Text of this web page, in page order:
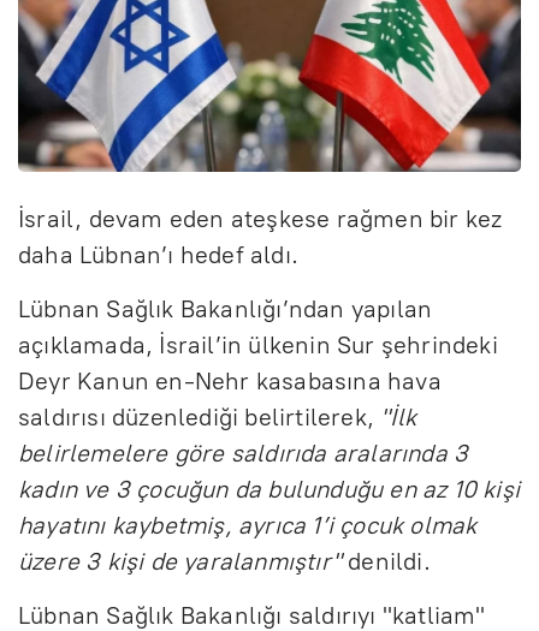
İsrail, devam eden ateşkese rağmen bir kez
daha Lübnan’ı hedef aldı.
Lübnan Sağlık Bakanlığı’ndan yapılan
açıklamada, İsrail’in ülkenin Sur şehrindeki
Deyr Kanun en-Nehr kasabasına hava
saldırısı düzenlediği belirtilerek, "İlk
belirlemelere göre saldırıda aralarında 3
kadın ve 3 çocuğun da bulunduğu en az 10 kişi
hayatını kaybetmiş, ayrıca 1’i çocuk olmak
üzere 3 kişi de yaralanmıştır"denildi.
Lübnan Sağlık Bakanlığı saldırıyı "katliam"